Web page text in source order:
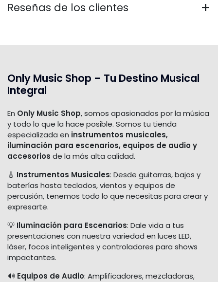
Reseñas de los clientes
Only Music Shop – Tu Destino Musical
Integral
En Only Music Shop, somos apasionados por la música
y todo lo que la hace posible. Somos tu tienda
especializada en instrumentos musicales,
iluminación para escenarios, equipos de audio y
accesorios de la más alta calidad.
🎸 Instrumentos Musicales: Desde guitarras, bajos y
baterías hasta teclados, vientos y equipos de
percusión, tenemos todo lo que necesitas para crear y
expresarte.
💡 Iluminación para Escenarios: Dale vida a tus
presentaciones con nuestra variedad en luces LED,
láser, focos inteligentes y controladores para shows
impactantes.
🔊 Equipos de Audio: Amplificadores, mezcladoras,